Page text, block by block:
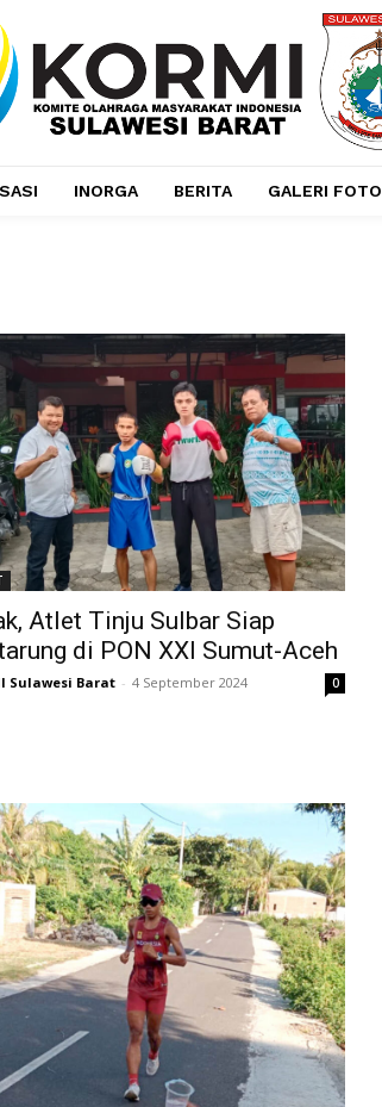
INORGA BERITA GALERI FOTO
Atlet Tinju Sulbar Siap
di PON XXI Sumut-Aceh
Sulawesi Barat - 4 September 2024 0